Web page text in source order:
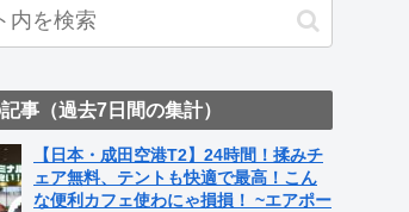
事（過去7日間の集計）
【日本・成田空港T2】24時間！揉みチ
ェア無料、テントも快適で最高！こん
な便利カフェ使わにゃ損損！ ~エアポー